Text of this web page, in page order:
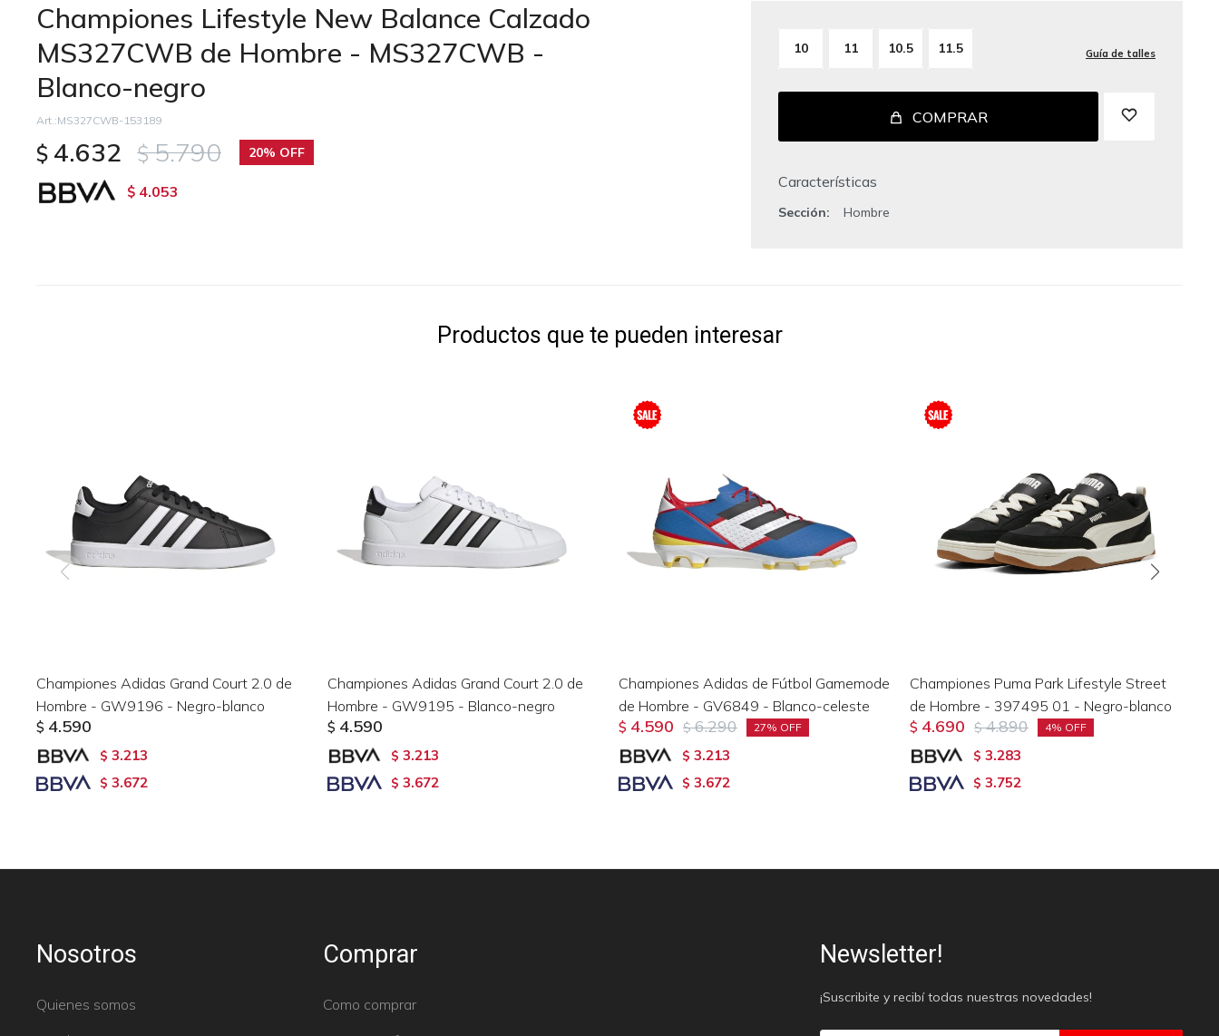
Championes Lifestyle New Balance Calzado
MS327CWB de Hombre - MS327CWB -
Blanco-negro
MS327CWB-153189
$ 4.632 $ 5.790 20
$ 4.053
10 11 10.5 11.5 Guía de talles
COMPRAR
Características
Sección Hombre
Productos que te pueden interesar
Championes Adidas Grand Court 2.0 de
Hombre - GW9196 - Negro-blanco
$ 4.590
$ 3.213
$ 3.672
Championes Adidas Grand Court 2.0 de
Hombre - GW9195 - Blanco-negro
$ 4.590
$ 3.213
$ 3.672
Championes Adidas de Fútbol Gamemode
de Hombre - GV6849 - Blanco-celeste
$ 4.590 $ 6.290 27
$ 3.213
$ 3.672
Championes Puma Park Lifestyle Street
de Hombre - 397495 01 - Negro-blanco
$ 4.690 $ 4.890 4
$ 3.283
$ 3.752
Nosotros
Quienes somos
Comprar
Como comprar
Newsletter!
¡Suscribite y recibí todas nuestras novedades!